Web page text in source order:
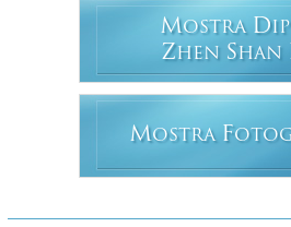
MOSTRA D
ZHEN SHAN
MOSTRA F